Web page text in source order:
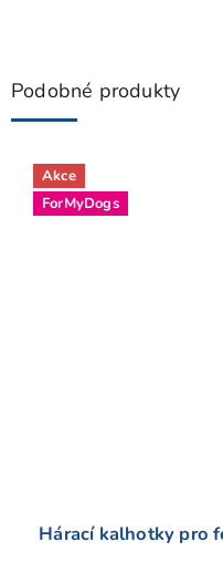
Podobné produkty
Akce
ForMyDogs
Hárací kalhotky pro